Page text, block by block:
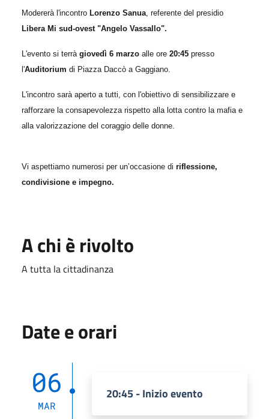
Modererà l'incontro Lorenzo Sanua , referente del presidio
Libera Mi sud-ovest "Angelo Vassallo".
L'evento si terrà giovedì 6 marzo alle ore 20:45 presso
l'Auditorium di Piazza Daccò a Gaggiano.
L'incontro sarà aperto a tutti, con l'obiettivo di sensibilizzare e
rafforzare la consapevolezza rispetto alla lotta contro la mafia e
alla valorizzazione del coraggio delle donne.
Vi aspettiamo numerosi per un’occasione di riflessione,
condivisione e impegno.
A chi è rivolto
A tutta la cittadinanza
Date e orari
06
MAR
20:45 - Inizio evento